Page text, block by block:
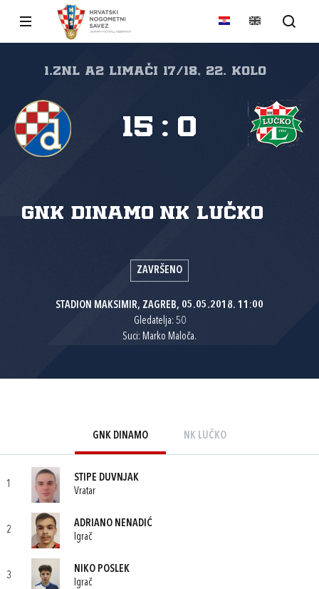
1.ZNL A2 LIMAČI 17/18, 22. kolo
GNK Dinamo NK Lučko
15 : 0
ZAVRŠENO
STADION MAKSIMIR, ZAGREB, 05.05.2018. 11:00
Gledatelja: 50
Suci: Marko Maloča.
GNK DINAMO NK LUČKO
1
STIPE DUVNJAK
Vratar
2
ADRIANO NENADIĆ
Igrač
3
NIKO POSLEK
Igrač